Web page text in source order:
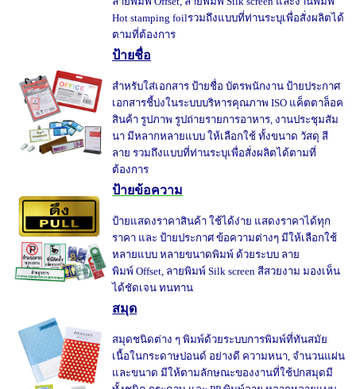
Hot stamping foilรวมถึงแบบที่ท่านระบุเพื่อสั่งผลิตได้
ตามที่ต้องการ
ป้ายชื่อ
สำหรับใส่เอกสาร ป้ายชื่อ บัตรพนักงาน ป้ายประกาศ
เอกสารชี้บ่งในระบบบริหารคุณภาพ ISO แค็ตตาล็อค
สินค้า รูปภาพ รูปถ่ายรายการอาหาร, งานประชุมสัม
นา มีหลากหลายแบบ ให้เลือกใช้ ทั้งขนาด วัสดุ สี
ลาย รวมถึงแบบที่ท่านระบุเพื่อสั่งผลิตได้ตามที่
ต้องการ
ป้ายข้อความ
ป้ายแสดงราคาสินค้า ใช้ได้ง่าย แสดงราคาได้ทุก
ราคา และ ป้ายประกาศ ข้อความต่างๆ มีให้เลือกใช้
หลายแบบ หลายขนาดพิมพ์ ด้วยระบบ ลาย
พิมพ์ Offset, ลายพิมพ์ Silk screen สีสวยงาม มองเห็น
ได้ชัดเจน ทนทาน
สมุด
สมุดชนิดต่าง ๆ พิมพ์ด้วยระบบการพิมพ์ที่ทันสมัย
เนื้อในกระดาษปอนด์ อย่างดี ความหนา, จำนวนแผ่น
และขนาด มีให้ตามลักษณะของงานที่ใช้ปกสมุดมี